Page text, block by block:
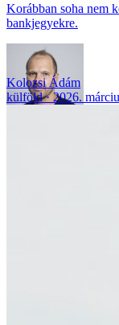
Korábban soha nem
bankjegyekre.
Kolozsi Ádám
külföld
2026.